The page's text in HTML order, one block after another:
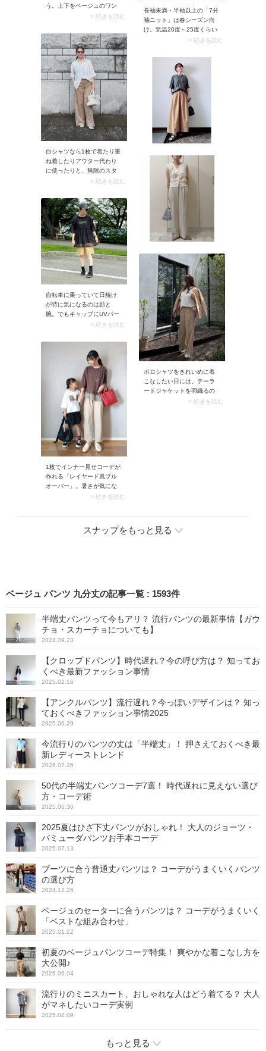
う。上下をベージュのワン
トーンでまとめてセットア
敵。黒タイツ×ボリュームの
ある靴を合わせて、甘すぎ
ないコーデに仕上げてみま
しょう。
> 続きを読む
長袖未満・半袖以上の「7分
袖ニット」は春シーズン向
け。気温20度～25度くらい
になる4月に最適です。サラ
イテムであれば5月上旬くら
いまで着用できますよ。
「半袖を着るには少し早
い」、そんな時期がベスト
タイミングです。
> 続きを読む
白シャツなら1枚で着たり重
ね着したりアウター代わり
に使ったりと、無限のスタ
イリングが楽しめます。中
デザイン。今季であればシ
アー素材・オーバーサイ
ズ・ショート丈を選ぶと、
こなれ感も上がりますよ。
> 続きを読む
自転車に乗っていて日焼け
が特に気になるのは顔と
腕。でもキャップにUVパー
カーなどを合わせると、コ
ちに。そんなときはショー
トパンツをチョイス。足元
を軽やかに見せることでバ
ランスがよく、すっきりと
仕上がります。
> 続きを読む
ポロシャツをきれいめに着
こなしたい日には、テーラ
ードジャケットを羽織るの
がイチオシのコーデアイデ
> 続きを読む
1枚でインナー見せコーデが
作れる「レイヤード風プル
オーバー」。暑さが気にな
る夏の重ね着ですが、Tシャ
クニックが不要な上に、チ
> 続きを読む
スナップをもっと見る
ベージュ パンツ 九分丈の記事一覧 : 1593件
半端丈パンツって今もアリ？ 流行パンツの最新事情【ガウ
チョ・スカーチョについても】
2024.09.23
【クロップドパンツ】時代遅れ？今の呼び方は？ 知ってお
くべき最新ファッション事情
2025.02.16
【アンクルパンツ】流行遅れ？今っぽいデザインは？ 知っ
ておくべきファッション事情2025
2025.06.29
今流行りのパンツの丈は「半端丈」！ 押さえておくべき最
新レディーストレンド
2026.07.26
50代の半端丈パンツコーデ7選！ 時代遅れに見えない選び
方・コーデ術
2025.06.30
2025夏はひざ下丈パンツがおしゃれ！ 大人のジョーツ・
バミューダパンツお手本コーデ
2025.07.13
ブーツに合う普通丈パンツは？ コーデがうまくいくパンツ
の選び方
2024.12.26
ベージュのセーターに合うパンツは？ コーデがうまくいく
「ベストな組み合わせ」
2025.01.22
初夏のベージュパンツコーデ特集！ 爽やかな着こなし方を
大公開♪
2026.06.04
流行りのミニスカート、おしゃれな人はどう着てる？ 大人
がマネしたいコーデ実例
2025.02.09
もっと見る